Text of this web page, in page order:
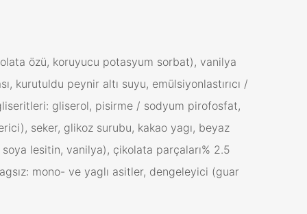
özü, koruyucu potasyum sorbat), vanilya
kurutuldu peynir altı suyu, emülsiyonlastırıcı /
gliserol, pisirme / sodyum pirofosfat,
seker, glikoz surubu, kakao yagı, beyaz
lesitin, vanilya), çikolata parçaları% 2.5
mono- ve yaglı asitler, dengeleyici (guar